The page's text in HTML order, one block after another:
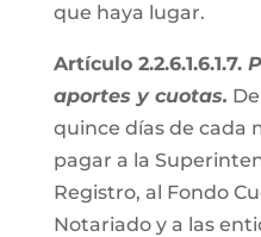
que haya lugar.
Artículo 2.2.6.1.6.1.7.
aportes y cuotas.
quince días de cada
pagar a la
Registro, al Fondo
Notariado y a las